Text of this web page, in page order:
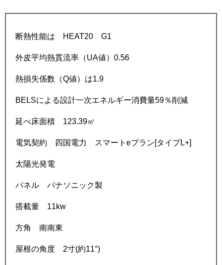
断熱性能は HEAT20 G1
外皮平均熱貫流率（UA値）0.56
熱損失係数（Q値）は1.9
BELSによる設計一次エネルギー消費量59％削減
延べ床面積 123.39㎡
電気契約 四国電力 スマートeプラン[タイプL+]
太陽光発電
パネル パナソニック製
搭載量 11kw
方角 南南東
屋根の角度 2寸(約11°)